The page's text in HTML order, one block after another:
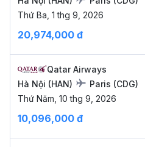
Thứ Ba, 1 thg 9, 2026
20,974,000 đ
Qatar Airways
Hà Nội (HAN) Paris (CDG)
Thứ Năm, 10 thg 9, 2026
10,096,000 đ